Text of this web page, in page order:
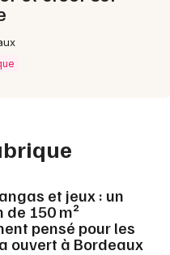
et jeux : un
150 m²
pensé pour les
ouvert à Bordeaux